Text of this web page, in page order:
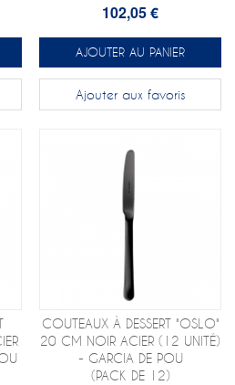
102,05 €
AJOUTER AU PANIER
Ajouter aux favoris
COUTEAUX À DESSERT "OSLO"
20 CM NOIR ACIER (12 UNITÉ)
- GARCIA DE POU
(PACK DE 12)